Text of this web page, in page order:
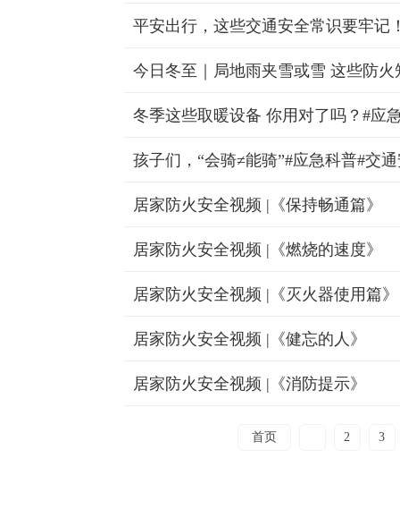
平安出行，这些交通安全常识要牢记
今日冬至｜局地雨夹雪或雪 这些防火
冬季这些取暖设备 你用对了吗？#应
孩子们，“会骑≠能骑”#应急科普#交
居家防火安全视频 |《保持畅通篇》
居家防火安全视频 |《燃烧的速度》
居家防火安全视频 |《灭火器使用篇》
居家防火安全视频 |《健忘的人》
居家防火安全视频 |《消防提示》
首页 2 3